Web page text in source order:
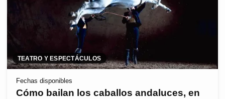
TEATRO Y ESPECTÁCULOS
Fechas disponibles
Cómo bailan los caballos andaluces, en